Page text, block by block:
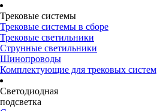
Трековые системы
Трековые системы в сборе
Трековые светильники
Струнные светильники
Шинопроводы
Комплектующие для трековых систем
Светодиодная
подсветка